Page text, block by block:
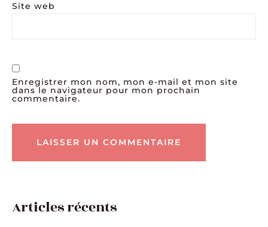
Site web
Enregistrer mon nom, mon e-mail et mon site
dans le navigateur pour mon prochain
commentaire.
Articles récents